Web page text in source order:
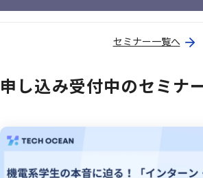
セミナー一覧へ
申し込み受付中のセミナ